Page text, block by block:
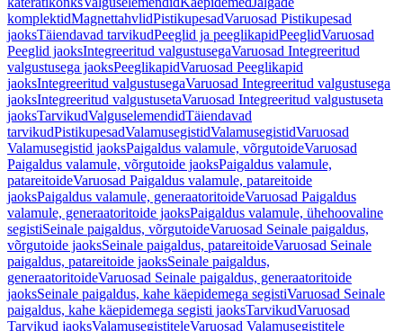
komplektidMagnettahvlidPistikupesadVaruosad Pistikupesad
jaoksTäiendavad tarvikudPeeglid ja peeglikapidPeeglidVaruosad
Peeglid jaoksIntegreeritud valgustusegaVaruosad Integreeritud
valgustusega jaoksPeeglikapidVaruosad Peeglikapid
jaoksIntegreeritud valgustusegaVaruosad Integreeritud valgustusega
jaoksIntegreeritud valgustusetaVaruosad Integreeritud valgustuseta
jaoksTarvikudValguselemendidTäiendavad
tarvikudPistikupesadValamusegistidValamusegistidVaruosad
Valamusegistid jaoksPaigaldus valamule, võrgutoideVaruosad
Paigaldus valamule, võrgutoide jaoksPaigaldus valamule,
patareitoideVaruosad Paigaldus valamule, patareitoide
jaoksPaigaldus valamule, generaatoritoideVaruosad Paigaldus
valamule, generaatoritoide jaoksPaigaldus valamule, ühehoovaline
segistiSeinale paigaldus, võrgutoideVaruosad Seinale paigaldus,
võrgutoide jaoksSeinale paigaldus, patareitoideVaruosad Seinale
paigaldus, patareitoide jaoksSeinale paigaldus,
generaatoritoideVaruosad Seinale paigaldus, generaatoritoide
jaoksSeinale paigaldus, kahe käepidemega segistiVaruosad Seinale
paigaldus, kahe käepidemega segisti jaoksTarvikudVaruosad
Tarvikud jaoksValamusegistiteleVaruosad Valamusegistitele